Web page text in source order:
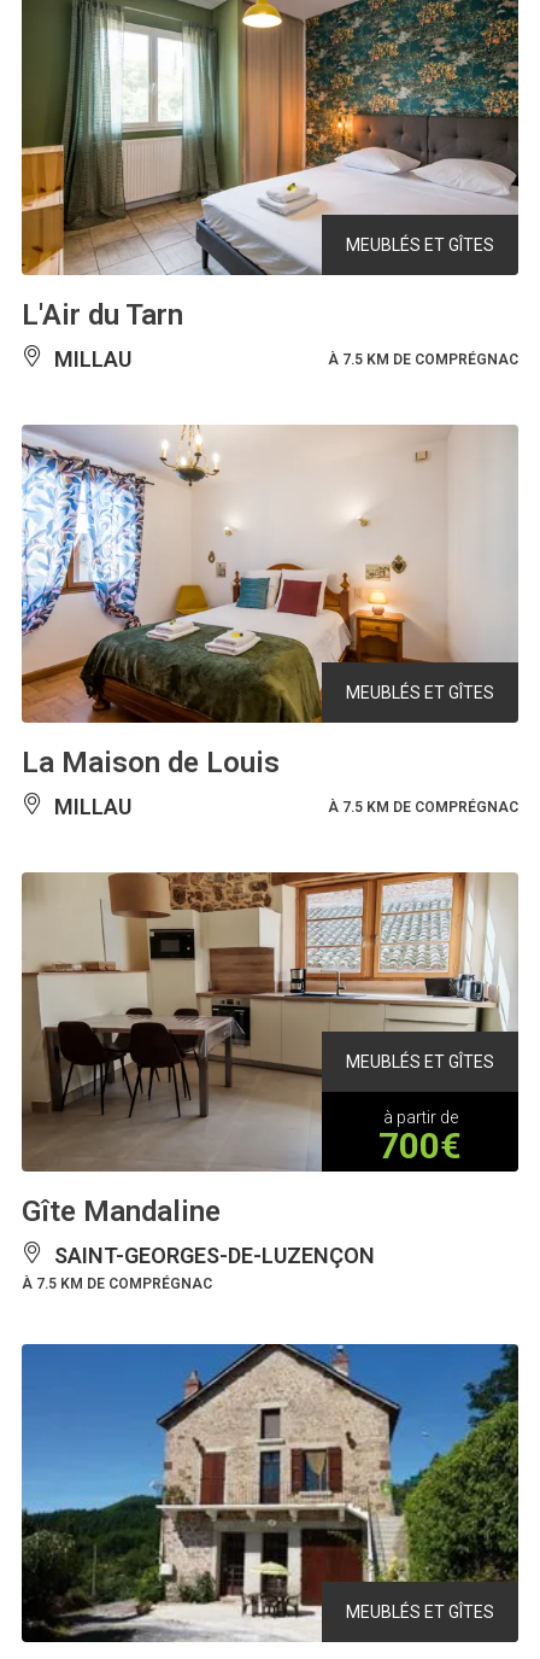
MEUBLÉS ET GÎTES
L'Air du Tarn
MILLAU À 7.5 KM DE COMPRÉGNAC
MEUBLÉS ET GÎTES
La Maison de Louis
MILLAU À 7.5 KM DE COMPRÉGNAC
MEUBLÉS ET GÎTES
à partir de
700€
Gîte Mandaline
SAINT-GEORGES-DE-LUZENÇON
À 7.5 KM DE COMPRÉGNAC
MEUBLÉS ET GÎTES